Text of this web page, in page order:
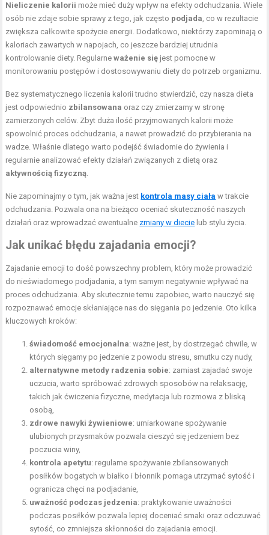
Nieliczenie kalorii może mieć duży wpływ na efekty odchudzania. Wiele
osób nie zdaje sobie sprawy z tego, jak często podjada, co w rezultacie
zwiększa całkowite spożycie energii. Dodatkowo, niektórzy zapominają o
kaloriach zawartych w napojach, co jeszcze bardziej utrudnia
kontrolowanie diety. Regularneważenie się jest pomocne w
monitorowaniu postępów i dostosowywaniu diety do potrzeb organizmu.
Bez systematycznego liczenia kalorii trudno stwierdzić, czy nasza dieta
jest odpowiednio zbilansowana oraz czy zmierzamy w stronę
zamierzonych celów. Zbyt duża ilość przyjmowanych kalorii może
spowolnić proces odchudzania, a nawet prowadzić do przybierania na
wadze. Właśnie dlatego warto podejść świadomie do żywienia i
regularnie analizować efekty działań związanych z dietą oraz
aktywnością fizyczną.
Nie zapominajmy o tym, jak ważna jest kontrola masy ciała w trakcie
odchudzania. Pozwala ona na bieżąco oceniać skuteczność naszych
działań oraz wprowadzać ewentualne zmiany w diecie lub stylu życia.
Jak unikać błędu zajadania emocji?
Zajadanie emocji to dość powszechny problem, który może prowadzić
do nieświadomego podjadania, a tym samym negatywnie wpływać na
proces odchudzania. Aby skutecznie temu zapobiec, warto nauczyć się
rozpoznawać emocje skłaniające nas do sięgania po jedzenie. Oto kilka
kluczowych kroków:
świadomość emocjonalna: ważne jest, by dostrzegać chwile, w
których sięgamy po jedzenie z powodu stresu, smutku czy nudy,
alternatywne metody radzenia sobie: zamiast zajadać swoje
uczucia, warto spróbować zdrowych sposobów na relaksację,
takich jak ćwiczenia fizyczne, medytacja lub rozmowa z bliską
osobą,
zdrowe nawyki żywieniowe: umiarkowane spożywanie
ulubionych przysmaków pozwala cieszyć się jedzeniem bez
poczucia winy,
kontrola apetytu: regularne spożywanie zbilansowanych
posiłków bogatych w białko i błonnik pomaga utrzymać sytość i
ogranicza chęci na podjadanie,
uważność podczas jedzenia: praktykowanie uważności
podczas posiłków pozwala lepiej doceniać smaki oraz odczuwać
sytość, co zmniejsza skłonności do zajadania emocji.